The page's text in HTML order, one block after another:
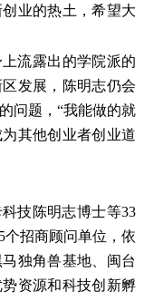
业的热土，希望大
流露出的学院派的
发展，陈明志仍会
问题，“我能做的就
其他创业者创业道
技陈明志博士等33
招商顾问单位，依
独角兽基地、闽台
资源和科技创新孵